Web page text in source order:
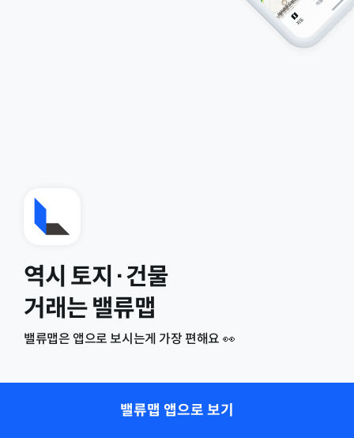
역시 토지·건물
거래는 밸류맵
밸류맵은 앱으로 보시는게 가장 편해요 👀
밸류맵 앱으로 보기